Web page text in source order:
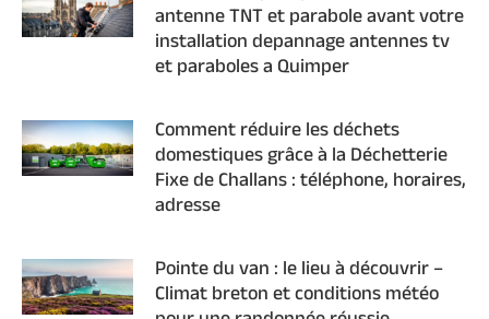
antenne TNT et parabole avant votre
installation depannage antennes tv
et paraboles a Quimper
Comment réduire les déchets
domestiques grâce à la Déchetterie
Fixe de Challans : téléphone, horaires,
adresse
Pointe du van : le lieu à découvrir –
Climat breton et conditions météo